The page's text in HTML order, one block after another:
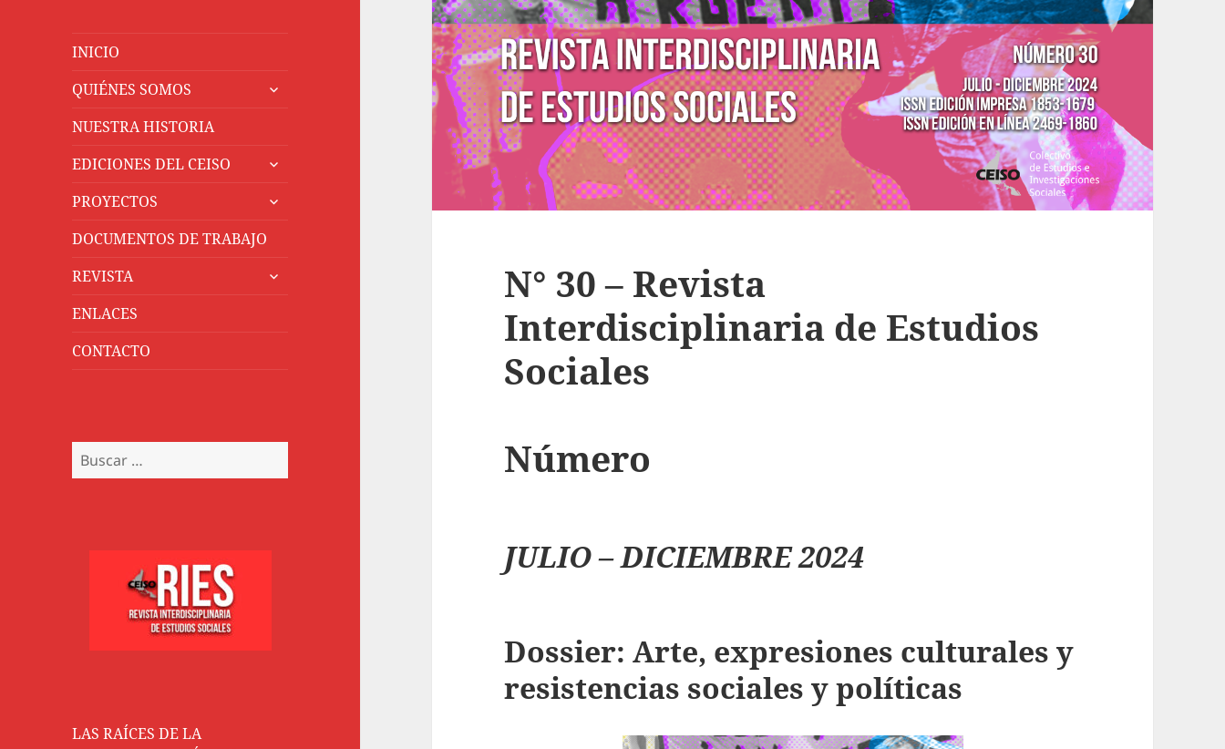
INICIO
QUIÉNES SOMOS
expande
NUESTRA HISTORIA
EDICIONES DEL CEISO
expande
menú
PROYECTOS
expande
menú
DOCUMENTOS DE TRABAJO
REVISTA
expande
ENLACES
CONTACTO
Buscar:
LAS RAÍCES DE LA
N° 30 – Revista
Interdisciplinaria de Estudios
Sociales
Número
JULIO – DICIEMBRE 2024
Dossier: Arte, expresiones culturales y
resistencias sociales y políticas